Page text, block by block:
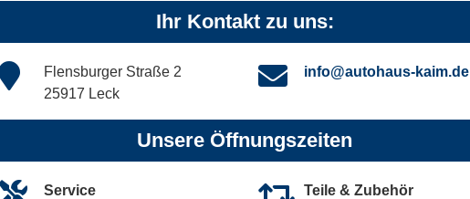
Ihr Kontakt zu uns:
Flensburger Straße 2
25917 Leck
info@autohaus-kaim.de
Unsere Öffnungszeiten
Service Teile & Zubehör